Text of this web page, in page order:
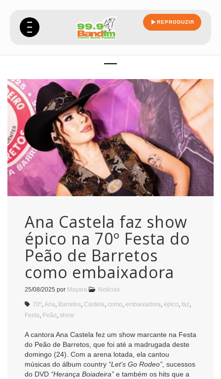
REPRODUZIR
Ana Castela faz show
épico na 70º Festa do
Peão de Barretos
como embaixadora
25/08/2025 por Mayara Notícias
70º Ana Barretos Castela como embaixadora épico faz
Festa Peão show
A cantora Ana Castela fez um show marcante na Festa
do Peão de Barretos, que foi até a madrugada deste
domingo (24). Com a arena lotada, ela cantou
músicas do álbum country “Let’s Go Rodeo” , sucessos
do DVD “Herança Boiadeira” e também os hits que a